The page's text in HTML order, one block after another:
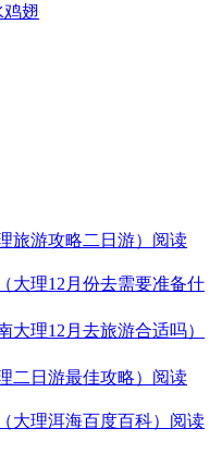
鸡翅
旅游攻略二日游） 阅读
大理12月份去需要准备什
大理12月去旅游合适吗）
二日游最佳攻略） 阅读
大理洱海百度百科） 阅读